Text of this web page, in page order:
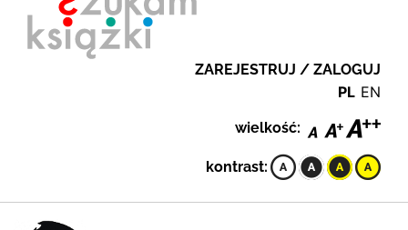
ZAREJESTRUJ / ZALOGUJ
PL EN
wielkość:
kontrast: